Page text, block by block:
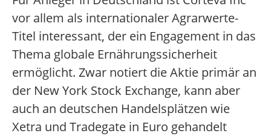
vor allem als internationaler Agrarwerte-
Titel interessant, der ein Engagement in das
Thema globale Ernährungssicherheit
ermöglicht. Zwar notiert die Aktie primär an
der New York Stock Exchange, kann aber
auch an deutschen Handelsplätzen wie
Xetra und Tradegate in Euro gehandelt